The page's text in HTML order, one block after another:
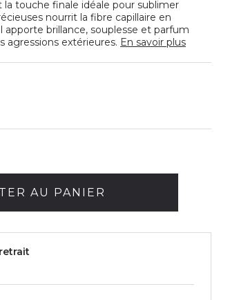
touche finale idéale pour sublimer
nourrit la fibre capillaire en
apporte brillance, souplesse et parfum
extérieures. En savoir plus
AU PANIER